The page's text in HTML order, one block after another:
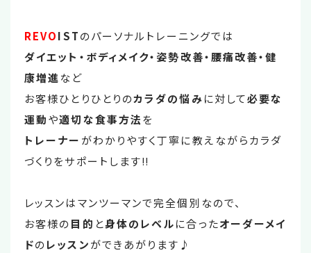
REVOISTのパーソナルトレーニングでは
ダイエット・ボディメイク・姿勢改善・腰痛改善・健
康増進など
お客様ひとりひとりのカラダの悩みに対して必要な
運動や適切な食事方法を
トレーナー がわかりやすく丁寧に教えながらカラダ
づくりをサポートします‼
レッスンはマンツーマンで完全個別なので、
お客様の目的 と身体のレベルに合ったオーダーメイ
ドのレッスンができあがります♪